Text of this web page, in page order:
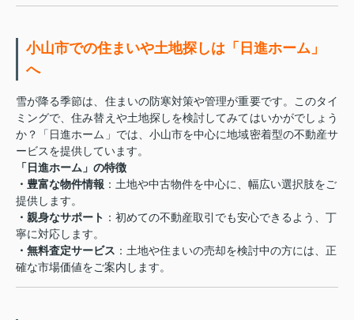
小山市での住まいや土地探しは「日進ホーム」
へ
雪が降る季節は、住まいの防寒対策や管理が重要です。このタイ
ミングで、住み替えや土地探しを検討してみてはいかがでしょう
か？「日進ホーム」では、小山市を中心に地域密着型の不動産サ
ービスを提供しています。
「日進ホーム」の特徴
・豊富な物件情報 ：土地や中古物件を中心に、幅広い選択肢をご
提供します。
・親身なサポート ：初めての不動産取引でも安心できるよう、丁
寧に対応します。
・無料査定サービス ：土地や住まいの売却を検討中の方には、正
確な市場価値をご案内します。